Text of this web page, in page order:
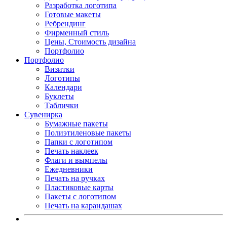
Разработка логотипа
Готовые макеты
Ребрендинг
Фирменный стиль
Цены, Стоимость дизайна
Портфолио
Портфолио
Визитки
Логотипы
Календари
Буклеты
Таблички
Сувенирка
Бумажные пакеты
Полиэтиленовые пакеты
Папки с логотипом
Печать наклеек
Флаги и вымпелы
Ежедневники
Печать на ручках
Пластиковые карты
Пакеты с логотипом
Печать на карандашах